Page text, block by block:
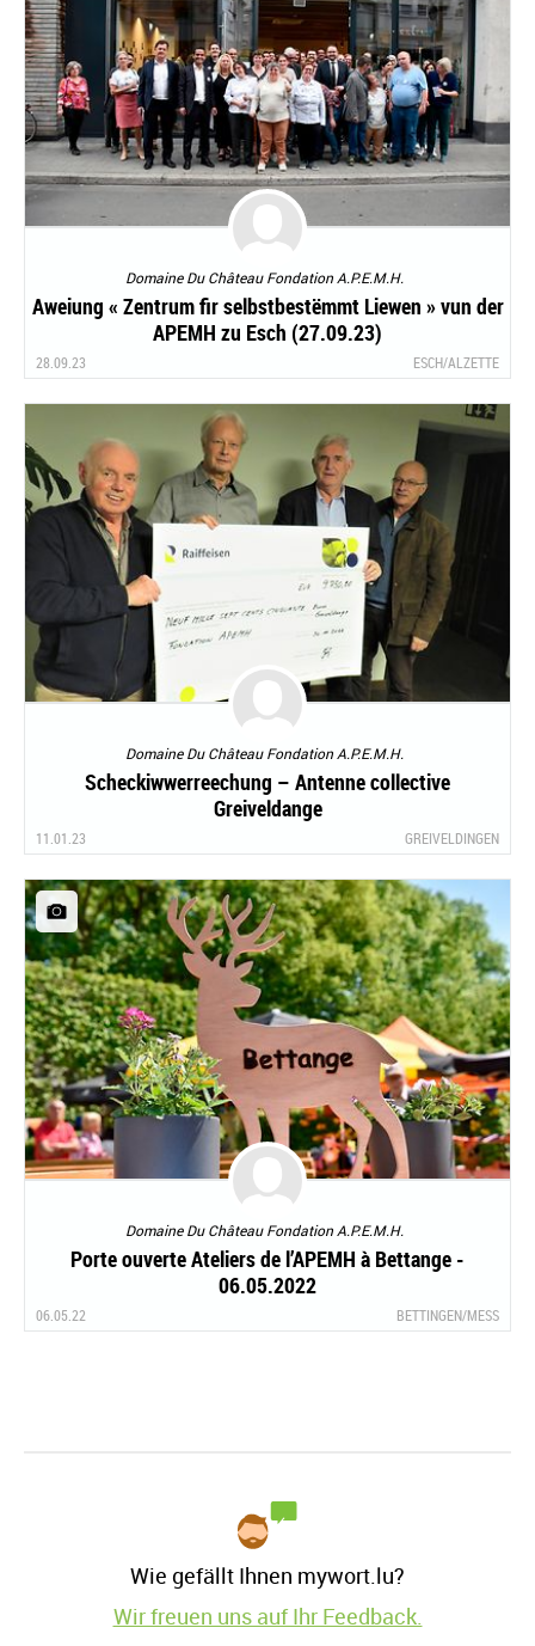
Domaine Du Château Fondation A.P.E.M.H.
Aweiung « Zentrum fir selbstbestëmmt Liewen » vun der
APEMH zu Esch (27.09.23)
28.09.23 ESCH/ALZETTE
Domaine Du Château Fondation A.P.E.M.H.
Scheckiwwerreechung – Antenne collective
Greiveldange
11.01.23 GREIVELDINGEN
Domaine Du Château Fondation A.P.E.M.H.
Porte ouverte Ateliers de l’APEMH à Bettange -
06.05.2022
06.05.22 BETTINGEN/MESS
Wie gefällt Ihnen mywort.lu?
Wir freuen uns auf Ihr Feedback.